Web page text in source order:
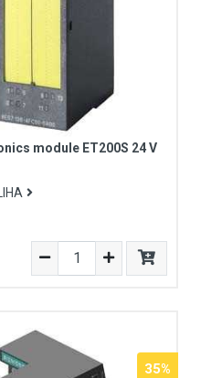
module ET200S 24 V
35%